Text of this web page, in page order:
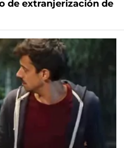
de extranjerización de